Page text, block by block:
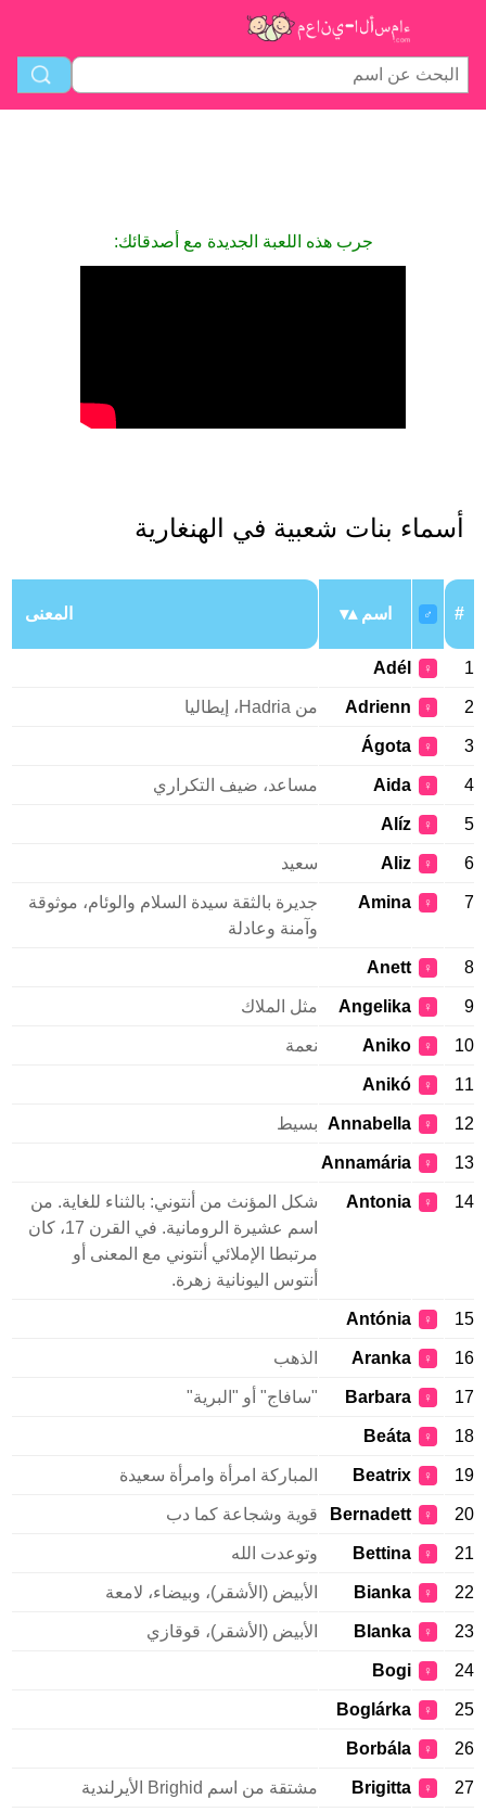
جرب هذه اللعبة الجديدة مع أصدقائك:
أسماء بنات شعبية في الهنغارية
#
♂ اسم المعنى
1
♀
Adél
2
♀
Adrienn من Hadria، إيطاليا
3
♀
Ágota
4
♀
Aida مساعد، ضيف التكراري
5
♀
Alíz
6
♀
Aliz سعيد
7
♀
Amina
جديرة بالثقة سيدة السلام والوئام، موثوقة
وآمنة وعادلة
8
♀
Anett
9
♀
Angelika مثل الملاك
10
♀
Aniko نعمة
11
♀
Anikó
12
♀
Annabella بسيط
13
♀
Annamária
14
♀
Antonia
شكل المؤنث من أنتوني: بالثناء للغاية. من
اسم عشيرة الرومانية. في القرن 17، كان
مرتبطا الإملائي أنتوني مع المعنى أو
أنتوس اليونانية زهرة.
15
♀
Antónia
16
♀
Aranka الذهب
17
♀
Barbara "سافاج" أو "البرية"
18
♀
Beáta
19
♀
Beatrix المباركة امرأة وامرأة سعيدة
20
♀
Bernadett قوية وشجاعة كما دب
21
♀
Bettina وتوعدت الله
22
♀
Bianka الأبيض (الأشقر)، وبيضاء، لامعة
23
♀
Blanka الأبيض (الأشقر)، قوقازي
24
♀
Bogi
25
♀
Boglárka
26
♀
Borbála
27
♀
Brigitta مشتقة من اسم Brighid الأيرلندية